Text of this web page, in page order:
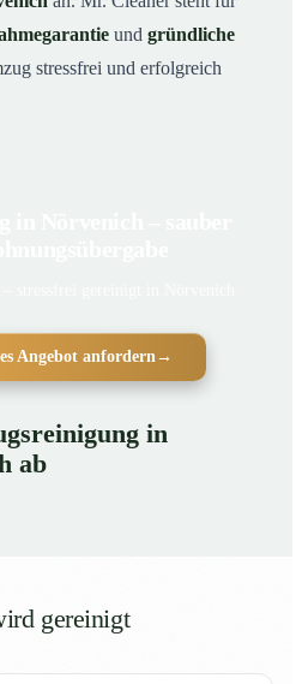
und gründliche
stressfrei und erfolgreich
Angebot anfordern→
in
ab
gereinigt